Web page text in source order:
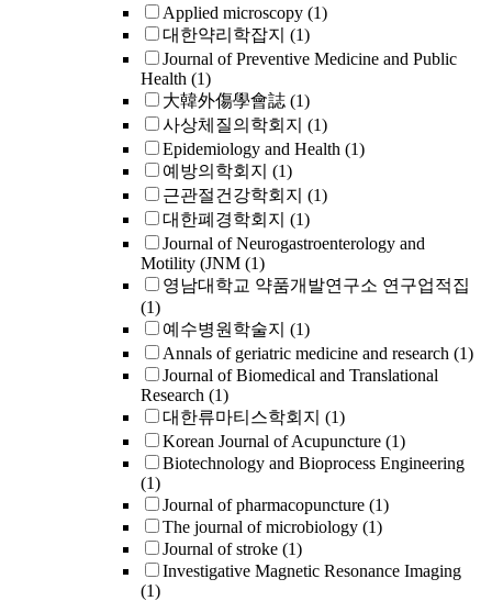
Applied microscopy (1)
대한약리학잡지 (1)
Journal of Preventive Medicine and Public
Health (1)
大韓外傷學會誌 (1)
사상체질의학회지 (1)
Epidemiology and Health (1)
예방의학회지 (1)
근관절건강학회지 (1)
대한폐경학회지 (1)
Journal of Neurogastroenterology and
Motility (JNM (1)
영남대학교 약품개발연구소 연구업적집
(1)
예수병원학술지 (1)
Annals of geriatric medicine and research (1)
Journal of Biomedical and Translational
Research (1)
대한류마티스학회지 (1)
Korean Journal of Acupuncture (1)
Biotechnology and Bioprocess Engineering
(1)
Journal of pharmacopuncture (1)
The journal of microbiology (1)
Journal of stroke (1)
Investigative Magnetic Resonance Imaging
(1)